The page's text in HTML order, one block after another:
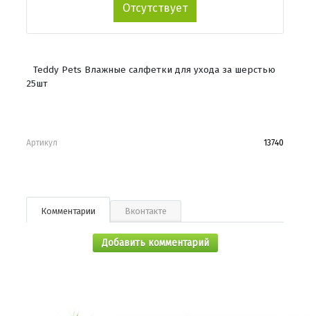
Отсутствует
Teddy Pets Влажные салфетки для ухода за шерстью
25шт
Артикул 13740
Комментарии Вконтакте
Добавить комментарий